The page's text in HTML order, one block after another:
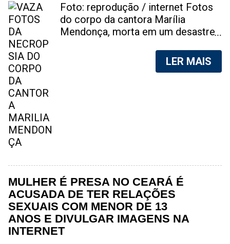
Foto: reprodução / internet Fotos
do corpo da cantora Marília
Mendonça, morta em um desastre
foram vazadas na internet. A
divulgação de fotos do corpo de
vendendo as fotos. Cada foto, no
valor de R$20 (Vinte reais). A
assessoria da família de Marília
Mendonça, se pronunciou sobre o
caso. "Estamos todos chocados,
só em imaginar a possibilidade de
LER MAIS
MULHER É PRESA NO CEARÁ É
ACUSADA DE TER RELAÇÕES
SEXUAIS COM MENOR DE 13
ANOS E DIVULGAR IMAGENS NA
INTERNET